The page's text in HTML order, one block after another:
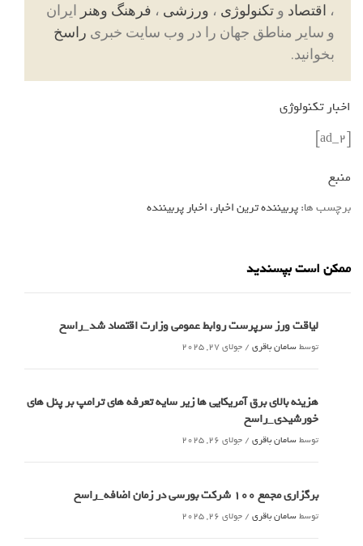
، اقتصاد و تکنولوژی ، ورزشی ، فرهنگ وهنر ایران
و سایر مناطق جهان را در وب سایت خبری راسخ
بخوانید.
اخبار تکنولوژی
[ad_2]
منبع
برچسب ها:پربیننده ترین اخبار، اخبار پربیننده
ممکن است بپسندید
لیاقت ورز سرپرست روابط عمومی وزارت اقتصاد شد_راسخ
توسطسامان باقری / جولای 27, 2025
هزینه بالای برق آمریکایی ها زیر سایه تعرفه های ترامپ بر پنل های
خورشیدی_راسخ
توسطسامان باقری / جولای 26, 2025
برگزاری مجمع 100 شرکت بورسی در زمان اضافه_راسخ
توسطسامان باقری / جولای 26, 2025